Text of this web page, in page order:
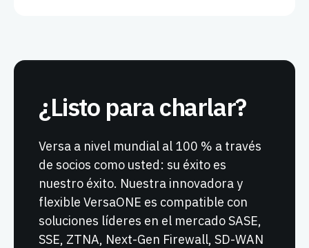
¿Listo para charlar?
Versa a nivel mundial al 100 % a través
de socios como usted: su éxito es
nuestro éxito. Nuestra innovadora y
flexible VersaONE es compatible con
soluciones líderes en el mercado SASE,
SSE, ZTNA, Next-Gen Firewall, SD-WAN